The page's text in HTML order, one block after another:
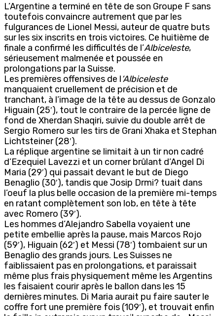
L’Argentine a terminé en tête de son Groupe F sans
toutefois convaincre autrement que par les
fulgurances de Lionel Messi, auteur de quatre buts
sur les six inscrits en trois victoires. Ce huitième de
finale a confirmé les difficultés de l’Albiceleste,
sérieusement malmenée et poussée en
prolongations par la Suisse.
Les premières offensives de l‘Albiceleste
manquaient cruellement de précision et de
tranchant, à l’image de la tête au dessus de Gonzalo
Higuain (25′), tout le contraire de la percée ligne de
fond de Xherdan Shaqiri, suivie du double arrêt de
Sergio Romero sur les tirs de Grani Xhaka et Stephan
Lichtsteiner (28′).
La réplique argentine se limitait à un tir non cadré
d’Ezequiel Lavezzi et un corner brûlant d’Angel Di
Maria (29′) qui passait devant le but de Diego
Benaglio (30′), tandis que Josip Drmi? tuait dans
l’oeuf la plus belle occasion de la première mi-temps
en ratant complètement son lob, en tête à tête
avec Romero (39′).
Les hommes d’Alejandro Sabella voyaient une
petite embellie après la pause, mais Marcos Rojo
(59′), Higuain (62′) et Messi (78′) tombaient sur un
Benaglio des grands jours. Les Suisses ne
faiblissaient pas en prolongations, et paraissait
même plus frais physiquement même les Argentins
les faisaient courir après le ballon dans les 15
dernières minutes. Di Maria aurait pu faire sauter le
coffre fort une première fois (109′), et trouvait enfin